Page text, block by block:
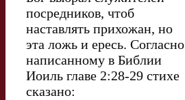
посредников, чтоб
наставлять прихожан, но
эта ложь и ересь. Согласно
написанному в Библии
Иоиль главе 2:28-29 стихе
сказано: